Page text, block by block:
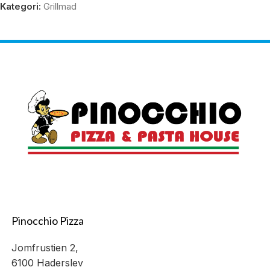
Kategori: Grillmad
Pinocchio Pizza
Jomfrustien 2,
6100 Haderslev